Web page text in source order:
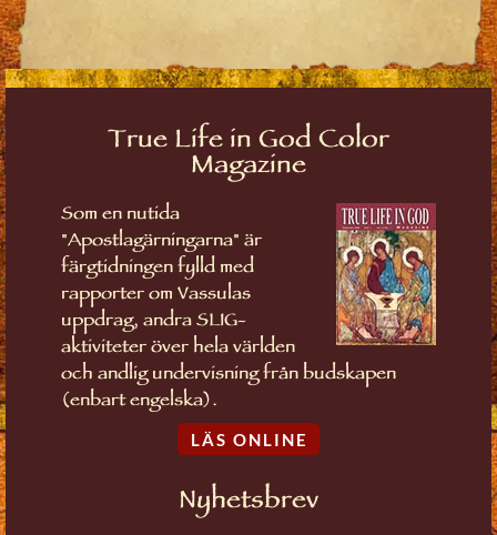
True Life in God Color
Magazine
Som en nutida
"Apostlagärningarna" är
färgtidningen fylld med
rapporter om Vassulas
uppdrag, andra SLIG-
aktiviteter över hela världen
och andlig undervisning från budskapen
(enbart engelska).
LÄS ONLINE
Nyhetsbrev